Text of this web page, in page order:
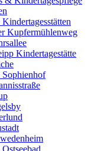
Kindertagesstätten
Kupfermühlenweg
Kindertagestätte